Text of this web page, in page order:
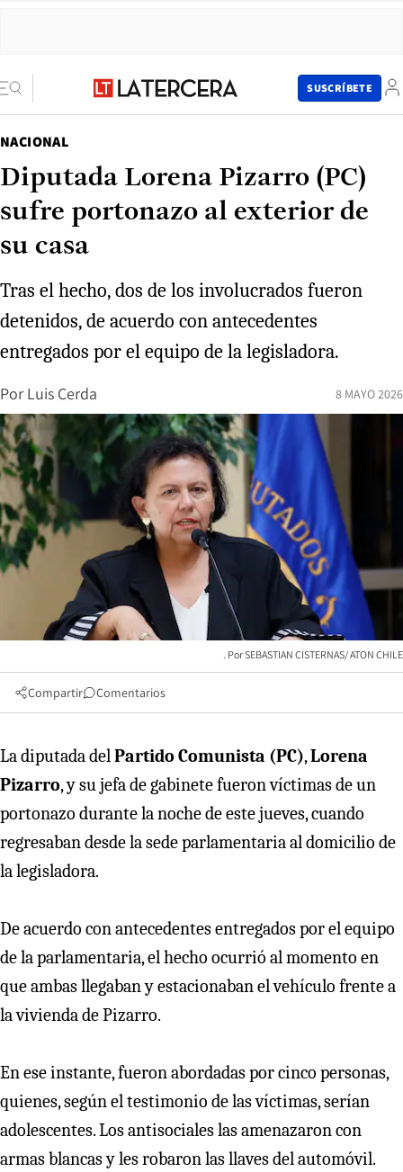
SUSCRÍBETE
NACIONAL
Diputada Lorena Pizarro (PC)
sufre portonazo al exterior de
su casa
Tras el hecho, dos de los involucrados fueron
detenidos, de acuerdo con antecedentes
entregados por el equipo de la legisladora.
Por Luis Cerda 8 MAYO 2026
SEBASTIAN CISTERNAS/ ATON CHILE
Compartir Comentarios
La diputada delPartido Comunista (PC),Lorena
Pizarro, y su jefa de gabinete fueron víctimas de un
portonazo durante la noche de este jueves, cuando
regresaban desde la sede parlamentaria al domicilio de
la legisladora.
De acuerdo con antecedentes entregados por el equipo
de la parlamentaria, el hecho ocurrió al momento en
que ambas llegaban y estacionaban el vehículo frente a
la vivienda de Pizarro.
En ese instante, fueron abordadas por cinco personas,
quienes, según el testimonio de las víctimas, serían
adolescentes. Los antisociales las amenazaron con
armas blancas y les robaron las llaves del automóvil.